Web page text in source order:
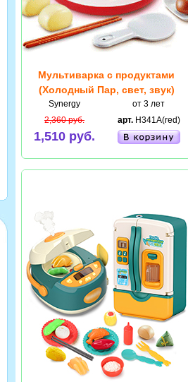
Мультиварка с продуктами
(Холодный Пар, свет, звук)
Synergy
от 3 лет
2,360 руб.
1,510 руб.
арт.H341A(red)